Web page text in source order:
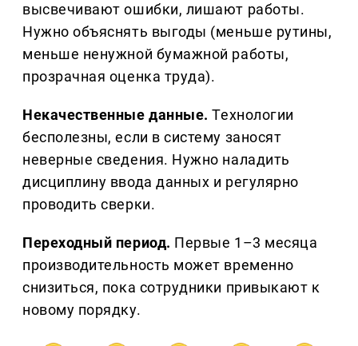
высвечивают ошибки, лишают работы.
Нужно объяснять выгоды (меньше рутины,
меньше ненужной бумажной работы,
прозрачная оценка труда).
Некачественные данные. Технологии
бесполезны, если в систему заносят
неверные сведения. Нужно наладить
дисциплину ввода данных и регулярно
проводить сверки.
Переходный период. Первые 1–3 месяца
производительность может временно
снизиться, пока сотрудники привыкают к
новому порядку.